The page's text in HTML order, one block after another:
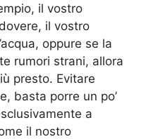
il vostro
il vostro
oppure se la
rumori strani, allora
presto. Evitare
basta porre un po’
a
il nostro